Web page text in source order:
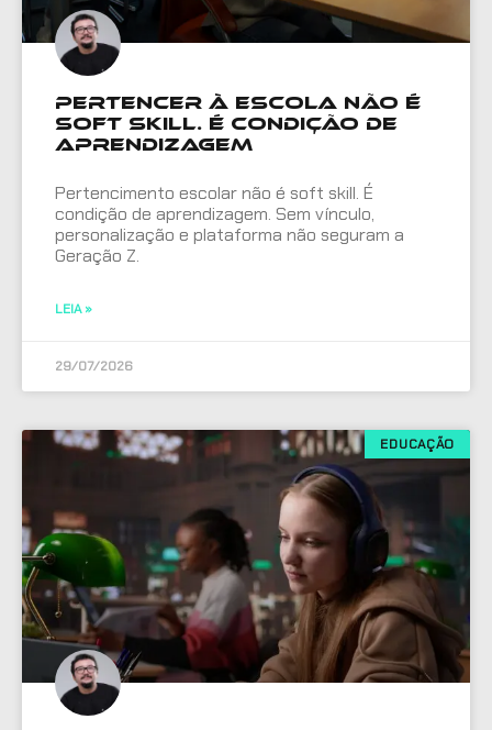
Pertencer à escola não é
soft skill. É condição de
aprendizagem
Pertencimento escolar não é soft skill. É
condição de aprendizagem. Sem vínculo,
personalização e plataforma não seguram a
Geração Z.
LEIA »
29/07/2026
EDUCAÇÃO